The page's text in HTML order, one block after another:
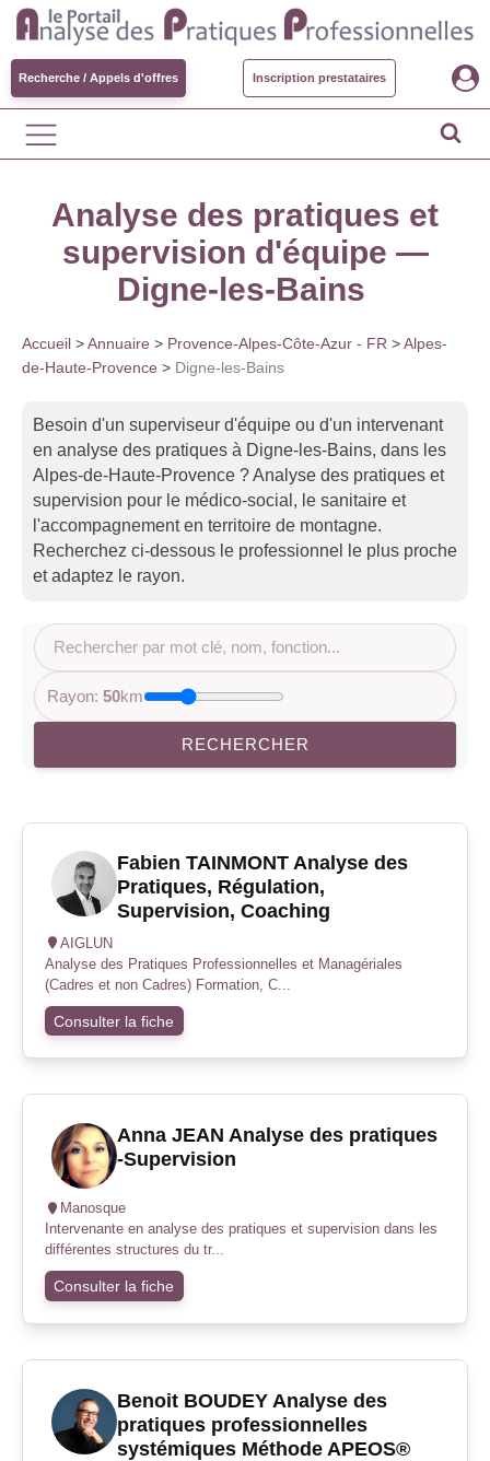
Recherche / Appels d'offres Inscription prestataires
Analyse des pratiques et
supervision d'équipe —
Digne-les-Bains
Accueil >Annuaire > Provence-Alpes-Côte-Azur - FR >Alpes-
de-Haute-Provence > Digne-les-Bains
Besoin d'un superviseur d'équipe ou d'un intervenant
en analyse des pratiques à Digne-les-Bains, dans les
Alpes-de-Haute-Provence ? Analyse des pratiques et
supervision pour le médico-social, le sanitaire et
l'accompagnement en territoire de montagne.
Recherchez ci-dessous le professionnel le plus proche
et adaptez le rayon.
Rayon:50km
RECHERCHER
Fabien TAINMONT Analyse des
Pratiques, Régulation,
Supervision, Coaching
AIGLUN
Analyse des Pratiques Professionnelles et Managériales
(Cadres et non Cadres) Formation, C...
Consulter la fiche
Anna JEAN Analyse des pratiques
-Supervision
Manosque
Intervenante en analyse des pratiques et supervision dans les
différentes structures du tr...
Consulter la fiche
Benoit BOUDEY Analyse des
pratiques professionnelles
systémiques Méthode APEOS®